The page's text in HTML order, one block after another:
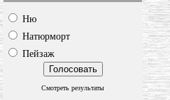
Ню
Натюрморт
Пейзаж
Смотреть результаты